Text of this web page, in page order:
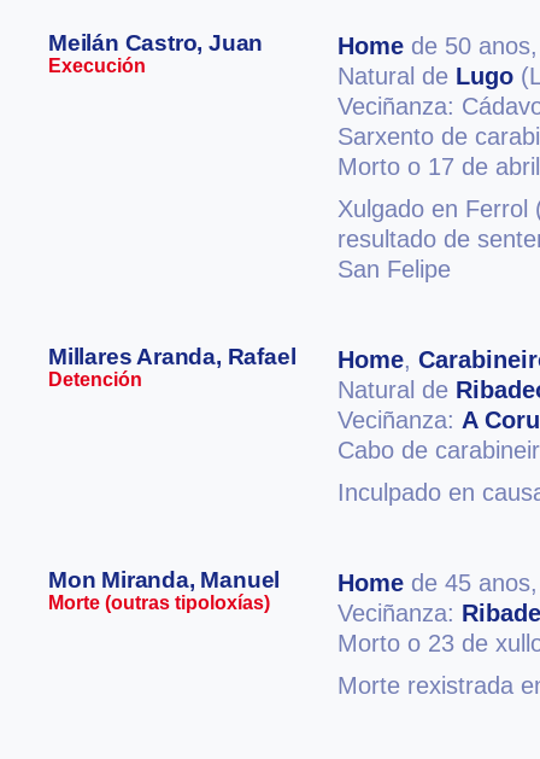
Meilán Castro, Juan
Execución
Home de 50
Natural de Lugo
Veciñanza:
Sarxento de
Morto o 17 de
Xulgado en Ferrol
resultado de
San Felipe
Millares Aranda, Rafael
Detención
Home,
Natural de
Veciñanza: A
Cabo de
Inculpado en
Mon Miranda, Manuel
Morte (outras tipoloxías)
Home de 45
Veciñanza:
Morto o 23 de
Morte rexistrada